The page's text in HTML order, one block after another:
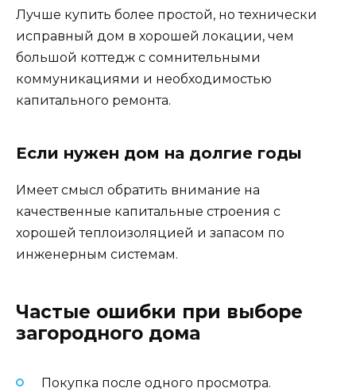
Лучше купить более простой, но технически
исправный дом в хорошей локации, чем
большой коттедж с сомнительными
коммуникациями и необходимостью
капитального ремонта.
Если нужен дом на долгие годы
Имеет смысл обратить внимание на
качественные капитальные строения с
хорошей теплоизоляцией и запасом по
инженерным системам.
Частые ошибки при выборе
загородного дома
Покупка после одного просмотра.